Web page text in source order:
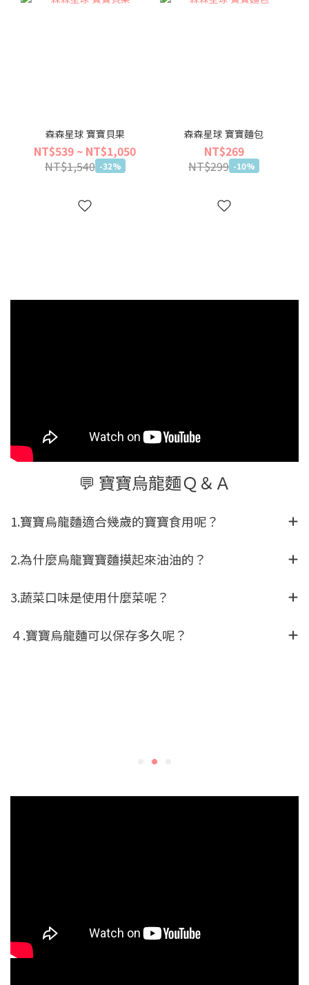
森森星球 寶寶貝果
NT$539 ~ NT$1,050
NT$1,540 -32%
森森星球 寶寶麵包
NT$269
NT$299 -10%
💬 寶寶烏龍麵Ｑ＆Ａ
1.寶寶烏龍麵適合幾歲的寶寶食用呢？
2.為什麼烏龍寶寶麵摸起來油油的？
3.蔬菜口味是使用什麼菜呢？
４.寶寶烏龍麵可以保存多久呢？